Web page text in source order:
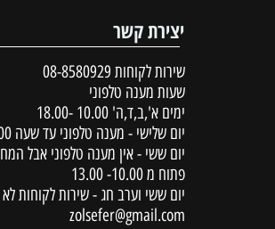
יצירת קשר
שירות לקוחות 08-8580929
שעות מענה טלפוני
ימים א',ב,ד,ה' 10.00 -18.00
יום שלישי - מענה טלפוני עד שעה 16.00
יום ששי - אין מענה טלפוני אבל
פתוח מ 10.00- 13.00
יום ששי וערב חג - שירות לקוחות לא
zolsefer@gmail.com